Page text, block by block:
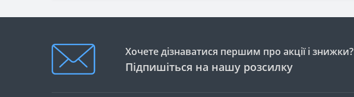
Хочете дізнаватися першим про акції і знижки?
Підпишіться на нашу розсилку